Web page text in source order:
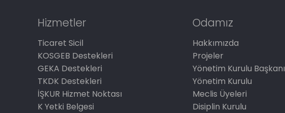
Hizmetler
Ticaret Sicil
KOSGEB Destekleri
GEKA Destekleri
TKDK Destekleri
İŞKUR Hizmet Noktası
K Yetki Belgesi
Odamız
Hakkımızda
Projeler
Yönetim Kurulu Başkanı
Yönetim Kurulu
Meclis Üyeleri
Disiplin Kurulu